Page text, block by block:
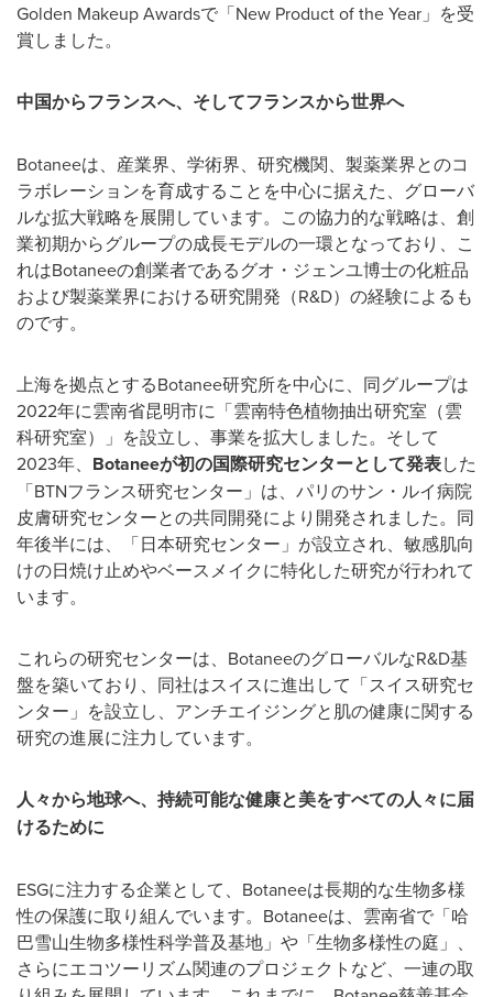
Golden Makeup Awardsで「New Product of the Year」を受
賞しました。
中国からフランスへ、そしてフランスから世界へ
Botaneeは、産業界、学術界、研究機関、製薬業界とのコ
ラボレーションを育成することを中心に据えた、グローバ
ルな拡大戦略を展開しています。この協力的な戦略は、創
業初期からグループの成長モデルの一環となっており、こ
れはBotaneeの創業者であるグオ・ジェンユ博士の化粧品
および製薬業界における研究開発（R&D）の経験によるも
のです。
上海を拠点とするBotanee研究所を中心に、同グループは
2022年に雲南省昆明市に「雲南特色植物抽出研究室（雲
科研究室）」を設立し、事業を拡大しました。そして
2023年、 Botaneeが初の国際研究センターとして発表した
「BTNフランス研究センター」は、パリのサン・ルイ病院
皮膚研究センターとの共同開発により開発されました。同
年後半には、「日本研究センター」が設立され、敏感肌向
けの日焼け止めやベースメイクに特化した研究が行われて
います。
これらの研究センターは、BotaneeのグローバルなR&D基
盤を築いており、同社はスイスに進出して「スイス研究セ
ンター」を設立し、アンチエイジングと肌の健康に関する
研究の進展に注力しています。
人々から地球へ、持続可能な健康と美をすべての人々に届
けるために
ESGに注力する企業として、Botaneeは長期的な生物多様
性の保護に取り組んでいます。Botaneeは、雲南省で「哈
巴雪山生物多様性科学普及基地」や「生物多様性の庭」、
さらにエコツーリズム関連のプロジェクトなど、一連の取